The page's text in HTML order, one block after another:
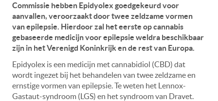
Commissie hebben Epidyolex goedgekeurd voor
aanvallen, veroorzaakt door twee zeldzame vormen
van epilepsie. Hierdoor zal het eerste op cannabis
gebaseerde medicijn voor epilepsie weldra beschikbaar
zijn in het Verenigd Koninkrijk en de rest van Europa.
Epidyolex is een medicijn met cannabidiol (CBD) dat
wordt ingezet bij het behandelen van twee zeldzame en
ernstige vormen van epilepsie. Te weten het Lennox-
Gastaut-syndroom (LGS) en het syndroom van Dravet.